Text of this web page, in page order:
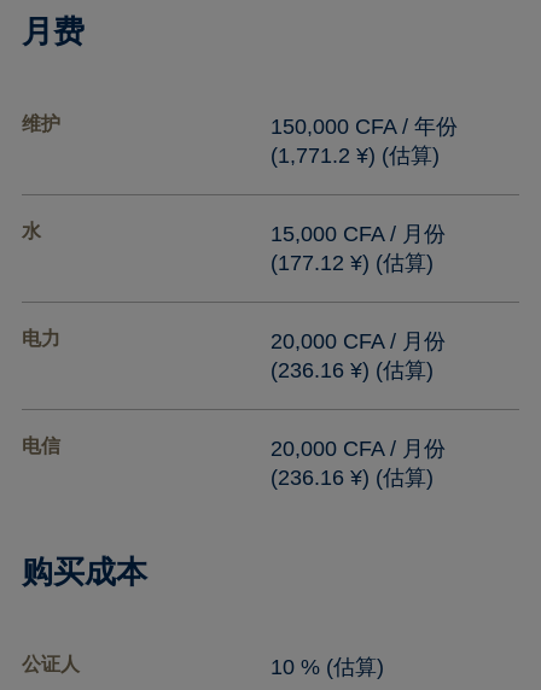
月费
维护
150,000 CFA / 年份
(1,771.2 ¥) (估算)
水
15,000 CFA / 月份
(177.12 ¥) (估算)
电力
20,000 CFA / 月份
(236.16 ¥) (估算)
电信
20,000 CFA / 月份
(236.16 ¥) (估算)
购买成本
公证人 10 % (估算)